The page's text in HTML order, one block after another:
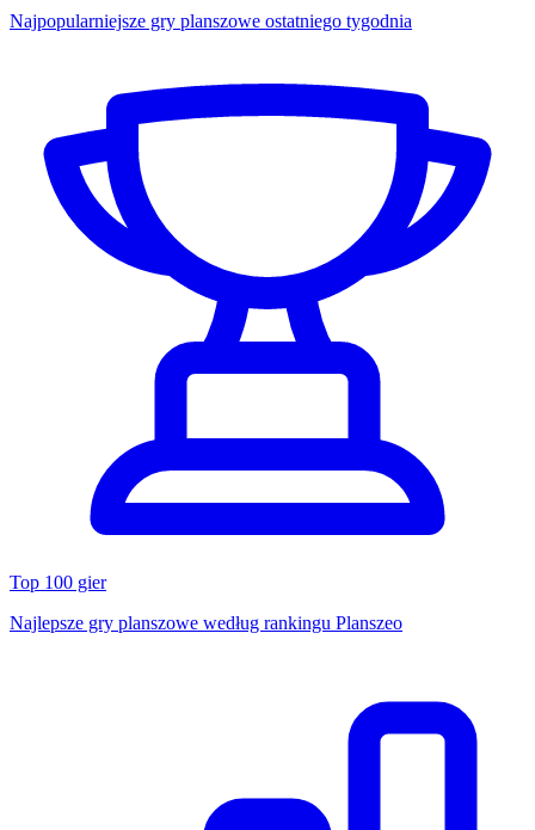
Najpopularniejsze gry planszowe ostatniego tygodnia
Top 100 gier
Najlepsze gry planszowe według rankingu Planszeo